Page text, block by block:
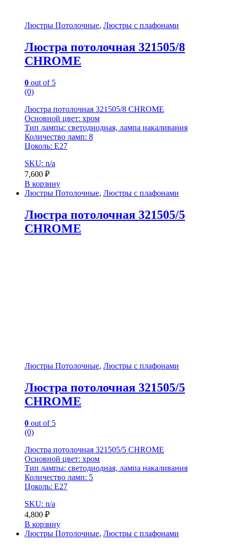
Люстры Потолочные, Люстры с плафонами
Люстра потолочная 321505/8
CHROME
0 out of 5
(0)
Люстра потолочная 321505/8 CHROME
Основной цвет: хром
Тип лампы: светодиодная, лампа накаливания
Количество ламп: 8
Цоколь: E27
SKU: n/a
7,600 ₽
В корзину
Люстры Потолочные, Люстры с плафонами
Люстра потолочная 321505/5
CHROME
Люстры Потолочные, Люстры с плафонами
Люстра потолочная 321505/5
CHROME
0 out of 5
(0)
Люстра потолочная 321505/5 CHROME
Основной цвет: хром
Тип лампы: светодиодная, лампа накаливания
Количество ламп: 5
Цоколь: E27
SKU: n/a
4,800 ₽
В корзину
Люстры Потолочные, Люстры с плафонами